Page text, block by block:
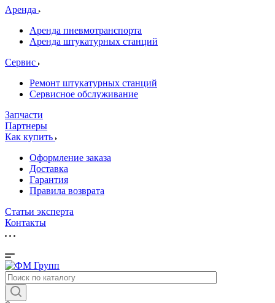
Аренда
Аренда пневмотранспорта
Аренда штукатурных станций
Сервис
Ремонт штукатурных станций
Сервисное обслуживание
Запчасти
Партнеры
Как купить
Оформление заказа
Доставка
Гарантия
Правила возврата
Статьи эксперта
Контакты